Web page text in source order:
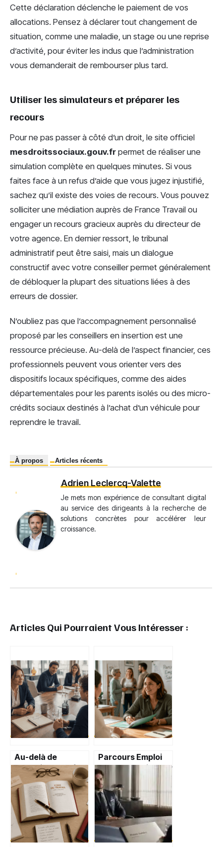
Cette déclaration déclenche le paiement de vos
allocations. Pensez à déclarer tout changement de
situation, comme une maladie, un stage ou une reprise
d’activité, pour éviter les indus que l’administration
vous demanderait de rembourser plus tard.
Utiliser les simulateurs et préparer les
recours
Pour ne pas passer à côté d’un droit, le site officiel
mesdroitssociaux.gouv.fr permet de réaliser une
simulation complète en quelques minutes. Si vous
faites face à un refus d’aide que vous jugez injustifié,
sachez qu’il existe des voies de recours. Vous pouvez
solliciter une médiation auprès de France Travail ou
engager un recours gracieux auprès du directeur de
votre agence. En dernier ressort, le tribunal
administratif peut être saisi, mais un dialogue
constructif avec votre conseiller permet généralement
de débloquer la plupart des situations liées à des
erreurs de dossier.
N’oubliez pas que l’accompagnement personnalisé
proposé par les conseillers en insertion est une
ressource précieuse. Au-delà de l’aspect financier, ces
professionnels peuvent vous orienter vers des
dispositifs locaux spécifiques, comme des aides
départementales pour les parents isolés ou des micro-
crédits sociaux destinés à l’achat d’un véhicule pour
reprendre le travail.
À propos Articles récents
Adrien Leclercq-Valette
Je mets mon expérience de consultant digital
au service des dirigeants à la recherche de
solutions concrètes pour accélérer leur
croissance.
Articles Qui Pourraient Vous Intéresser :
Au-delà de
l’autorité : 4 soft
skills pour
transformer la
pression en
performance
collective
Parcours Emploi
Santé : 6 mois pour
lever vos blocages
et retrouver un
équilibre durable